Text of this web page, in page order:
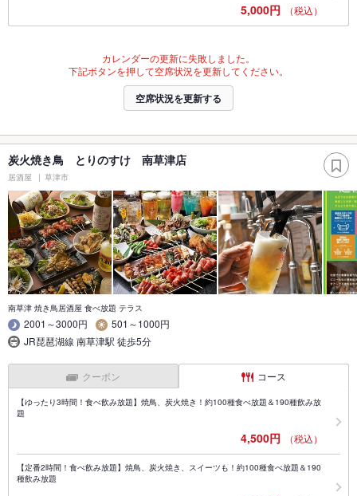
5,000円 （税込）
カレンダーの更新に失敗しました。
下記ボタンを押して空席状況を更新してください。
空席状況を更新する
炭火焼き鳥 とりのすけ 南草津店
居酒屋 草津市
南草津 焼き鳥居酒屋 食べ放題 テラス
2001～3000円
501～1000円
JR琵琶湖線 南草津駅 徒歩5分
クーポン コース
【ゆったり3時間！食べ飲み放題】焼鳥、炭火焼き！約100種食べ放題＆190種飲み放
題
4,500円 （税込）
【定番2時間！食べ飲み放題】焼鳥、炭火焼き、スイーツも！約100種食べ放題＆190
種飲み放題